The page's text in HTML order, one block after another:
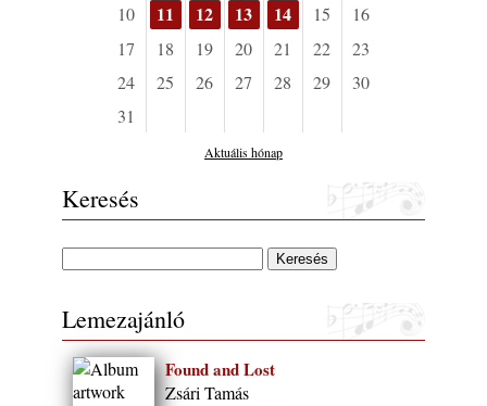
10 11 12 13 14 15
16
17
18 19 20 21 22
23
24
25 26 27 28 29
30
31
Aktuális hónap
Keresés
Lemezajánló
Found and Lost
Zsári Tamás